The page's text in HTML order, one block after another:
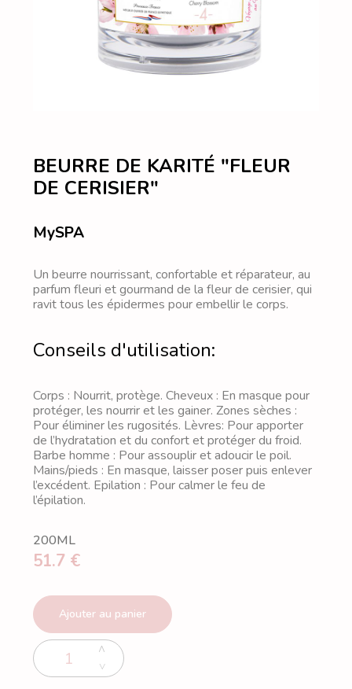
BEURRE DE KARITÉ "FLEUR
DE CERISIER"
MySPA
Un beurre nourrissant, confortable et réparateur, au
parfum fleuri et gourmand de la fleur de cerisier, qui
ravit tous les épidermes pour embellir le corps.
Conseils d'utilisation:
Corps : Nourrit, protège. Cheveux : En masque pour
protéger, les nourrir et les gainer. Zones sèches :
Pour éliminer les rugosités. Lèvres: Pour apporter
de l’hydratation et du confort et protéger du froid.
Barbe homme : Pour assouplir et adoucir le poil.
Mains/pieds : En masque, laisser poser puis enlever
l’excédent. Epilation : Pour calmer le feu de
l’épilation.
200ML
51.7 €
Ajouter au panier